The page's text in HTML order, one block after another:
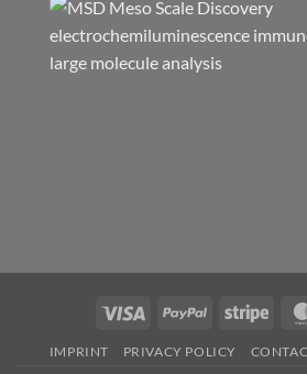
Visa PayPal Stripe
IMPRINT PRIVACY POLICY